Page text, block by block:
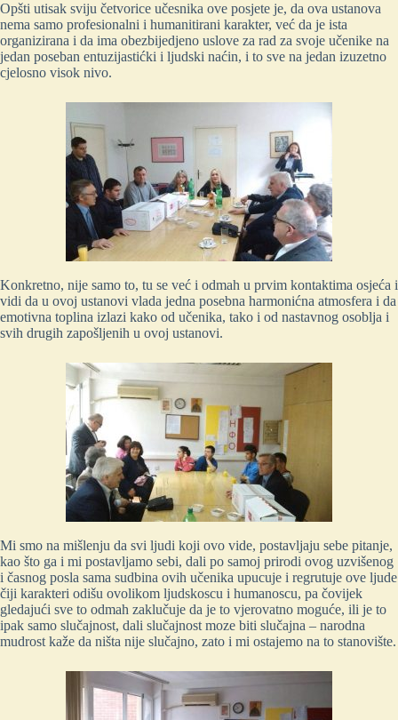
Opšti utisak sviju četvorice učesnika ove posjete je, da ova ustanova
nema samo profesionalni i humanitirani karakter, već da je ista
organizirana i da ima obezbijedjeno uslove za rad za svoje učenike na
jedan poseban entuzijastićki i ljudski naćin, i to sve na jedan izuzetno
cjelosno visok nivo.
Konkretno, nije samo to, tu se već i odmah u prvim kontaktima osjeća i
vidi da u ovoj ustanovi vlada jedna posebna harmonićna atmosfera i da
emotivna toplina izlazi kako od učenika, tako i od nastavnog osoblja i
svih drugih zapošljenih u ovoj ustanovi.
Mi smo na mišlenju da svi ljudi koji ovo vide, postavljaju sebe pitanje,
kao što ga i mi postavljamo sebi, dali po samoj prirodi ovog uzvišenog
i časnog posla sama sudbina ovih učenika upucuje i regrutuje ove ljude
čiji karakteri odišu ovolikom ljudskoscu i humanoscu, pa čovijek
gledajući sve to odmah zaklučuje da je to vjerovatno moguće, ili je to
ipak samo slučajnost, dali slučajnost moze biti slučajna – narodna
mudrost kaže da ništa nije slučajno, zato i mi ostajemo na to stanovište.